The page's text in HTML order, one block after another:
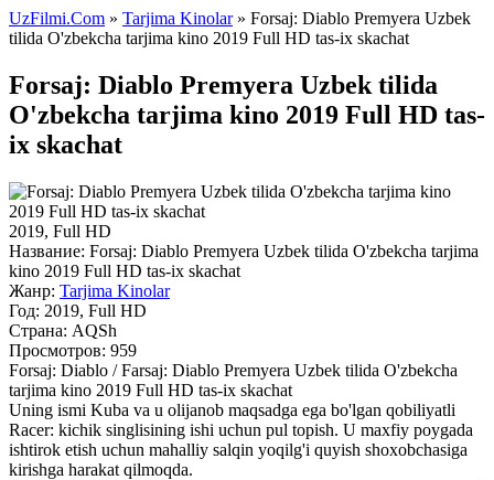
UzFilmi.Com » Tarjima Kinolar» Forsaj: Diablo Premyera Uzbek
tilida O'zbekcha tarjima kino 2019 Full HD tas-ix skachat
Forsaj: Diablo Premyera Uzbek tilida
O'zbekcha tarjima kino 2019 Full HD tas-
ix skachat
2019, Full HD
Название: Forsaj: Diablo Premyera Uzbek tilida O'zbekcha tarjima
kino 2019 Full HD tas-ix skachat
Жанр: Tarjima Kinolar
Год: 2019, Full HD
Страна: AQSh
Просмотров: 959
Forsaj: Diablo / Farsaj: Diablo Premyera Uzbek tilida O'zbekcha
tarjima kino 2019 Full HD tas-ix skachat
Uning ismi Kuba va u olijanob maqsadga ega bo'lgan qobiliyatli
Racer: kichik singlisining ishi uchun pul topish. U maxfiy poygada
ishtirok etish uchun mahalliy salqin yoqilg'i quyish shoxobchasiga
kirishga harakat qilmoqda.